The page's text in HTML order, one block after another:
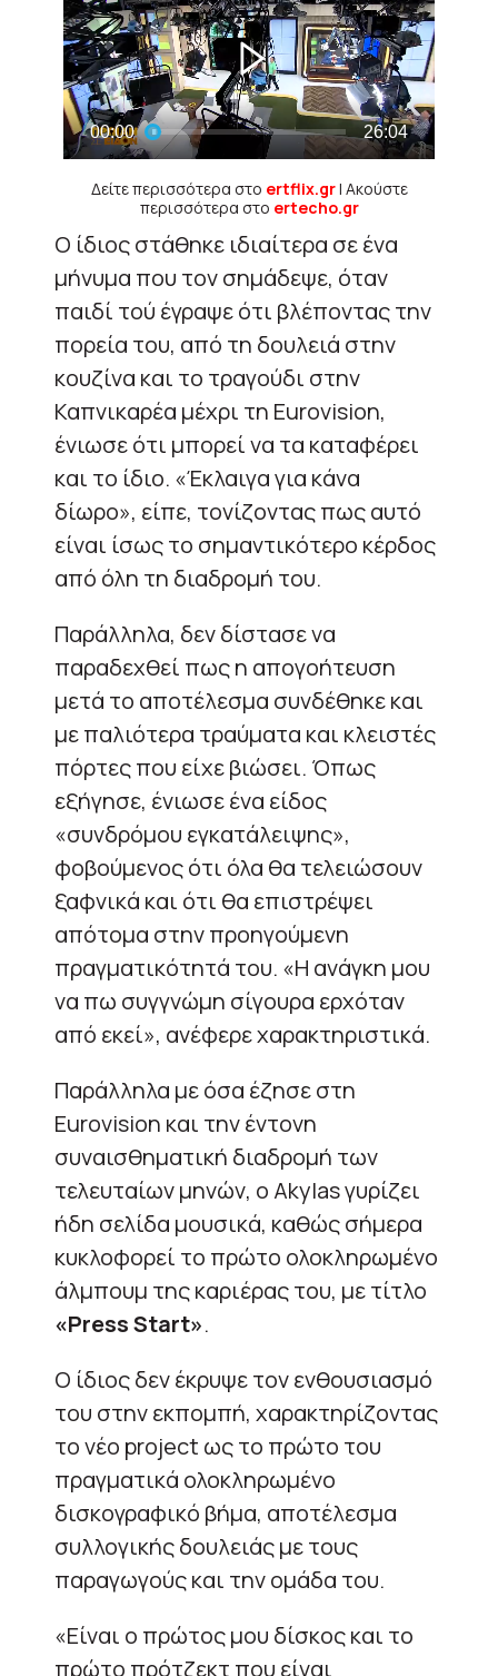
Δείτε περισσότερα στο ertflix.gr| Ακούστε
περισσότερα στο ertecho.gr
Ο ίδιος στάθηκε ιδιαίτερα σε ένα
μήνυμα που τον σημάδεψε, όταν
παιδί τού έγραψε ότι βλέποντας την
πορεία του, από τη δουλειά στην
κουζίνα και το τραγούδι στην
Καπνικαρέα μέχρι τη Eurovision,
ένιωσε ότι μπορεί να τα καταφέρει
και το ίδιο. «Έκλαιγα για κάνα
δίωρο», είπε, τονίζοντας πως αυτό
είναι ίσως το σημαντικότερο κέρδος
από όλη τη διαδρομή του.
Παράλληλα, δεν δίστασε να
παραδεχθεί πως η απογοήτευση
μετά το αποτέλεσμα συνδέθηκε και
με παλιότερα τραύματα και κλειστές
πόρτες που είχε βιώσει. Όπως
εξήγησε, ένιωσε ένα είδος
«συνδρόμου εγκατάλειψης»,
φοβούμενος ότι όλα θα τελειώσουν
ξαφνικά και ότι θα επιστρέψει
απότομα στην προηγούμενη
πραγματικότητά του. «Η ανάγκη μου
να πω συγγνώμη σίγουρα ερχόταν
από εκεί», ανέφερε χαρακτηριστικά.
Παράλληλα με όσα έζησε στη
Eurovision και την έντονη
συναισθηματική διαδρομή των
τελευταίων μηνών, ο Akylas γυρίζει
ήδη σελίδα μουσικά, καθώς σήμερα
κυκλοφορεί το πρώτο ολοκληρωμένο
άλμπουμ της καριέρας του, με τίτλο
«Press Start».
Ο ίδιος δεν έκρυψε τον ενθουσιασμό
του στην εκπομπή, χαρακτηρίζοντας
το νέο project ως το πρώτο του
πραγματικά ολοκληρωμένο
δισκογραφικό βήμα, αποτέλεσμα
συλλογικής δουλειάς με τους
παραγωγούς και την ομάδα του.
«Είναι ο πρώτος μου δίσκος και το
πρώτο πρότζεκτ που είναι